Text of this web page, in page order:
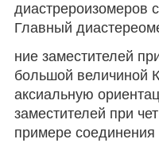
диастрероизомеров
Главный
ние заместителей
большой величиной
аксиальную
заместителей при
примере